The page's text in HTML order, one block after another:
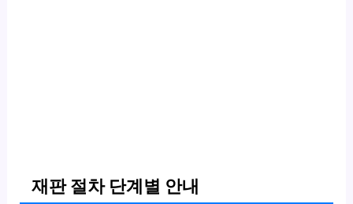
재판 절차 단계별 안내